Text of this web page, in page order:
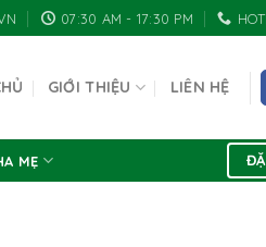
07:30 AM - 17:30 PM
GIỚI THIỆU LIÊN HỆ
MẸ